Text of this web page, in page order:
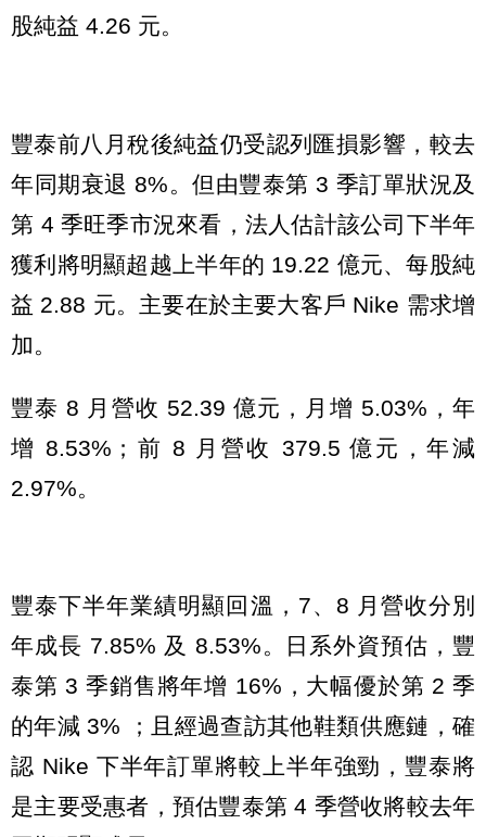
股純益 4.26 元。
豐泰前八月稅後純益仍受認列匯損影響，較去
年同期衰退 8%。但由豐泰第 3 季訂單狀況及
第 4 季旺季市況來看，法人估計該公司下半年
獲利將明顯超越上半年的 19.22 億元、每股純
益 2.88 元。主要在於主要大客戶 Nike 需求增
加。
豐泰 8 月營收 52.39 億元，月增 5.03%，年
增 8.53%；前 8 月營收 379.5 億元，年減
2.97%。
豐泰下半年業績明顯回溫，7、8 月營收分別
年成長 7.85% 及 8.53%。日系外資預估，豐
泰第 3 季銷售將年增 16%，大幅優於第 2 季
的年減 3% ；且經過查訪其他鞋類供應鏈，確
認 Nike 下半年訂單將較上半年強勁，豐泰將
是主要受惠者，預估豐泰第 4 季營收將較去年